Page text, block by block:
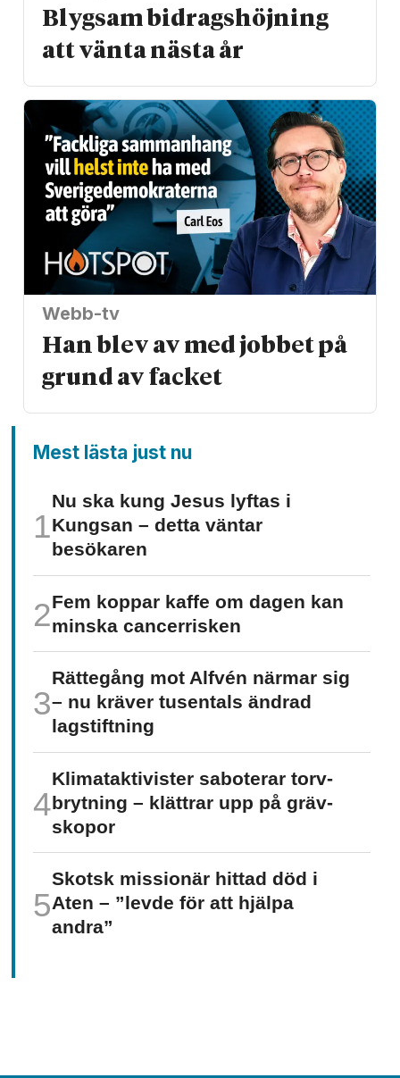
Blygsam bidrags­höjning
att vänta nästa år
Webb-tv
Han blev av med jobbet på
grund av facket
Mest lästa just nu
Nu ska kung Jesus lyftas i
Kungsan – detta väntar
besökaren
Fem koppar kaffe om dagen kan
minska cancer­risken
Rättegång mot Alfvén närmar sig
– nu kräver tusentals ändrad
lagstiftning
Klimat­aktivister saboterar torv­
brytning – klättrar upp på gräv­
skopor
Skotsk missionär hittad död i
Aten – ”levde för att hjälpa
andra”